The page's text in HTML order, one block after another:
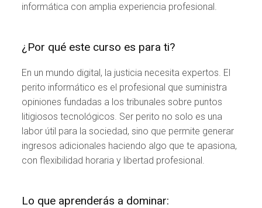
informática con amplia experiencia profesional.
¿Por qué este curso es para ti?
En un mundo digital, la justicia necesita expertos. El
perito informático es el profesional que suministra
opiniones fundadas a los tribunales sobre puntos
litigiosos tecnológicos. Ser perito no solo es una
labor útil para la sociedad, sino que permite generar
ingresos adicionales haciendo algo que te apasiona,
con flexibilidad horaria y libertad profesional.
Lo que aprenderás a dominar: